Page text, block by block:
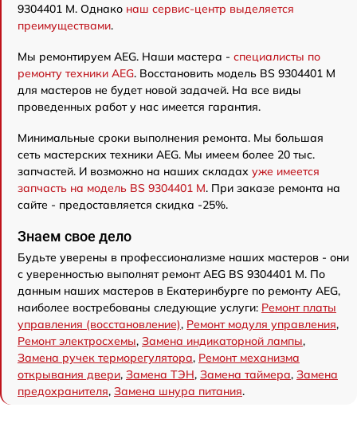
9304401 M. Однако наш сервис-центр выделяется
преимуществами.
Мы ремонтируем AEG. Наши мастера - специалисты по
ремонту техники AEG. Восстановить модель BS 9304401 M
для мастеров не будет новой задачей. На все виды
проведенных работ у нас имеется гарантия.
Минимальные сроки выполнения ремонта. Мы большая
сеть мастерских техники AEG. Мы имеем более 20 тыс.
запчастей. И возможно на наших складах уже имеется
запчасть на модель BS 9304401 M. При заказе ремонта на
сайте - предоставляется скидка -25%.
Знаем свое дело
Будьте уверены в профессионализме наших мастеров - они
с уверенностью выполнят ремонт AEG BS 9304401 M. По
данным наших мастеров в Екатеринбурге по ремонту AEG,
наиболее востребованы следующие услуги: Ремонт платы
управления (восстановление), Ремонт модуля управления,
Ремонт электросхемы, Замена индикаторной лампы,
Замена ручек терморегулятора, Ремонт механизма
открывания двери, Замена ТЭН, Замена таймера, Замена
предохранителя, Замена шнура питания.